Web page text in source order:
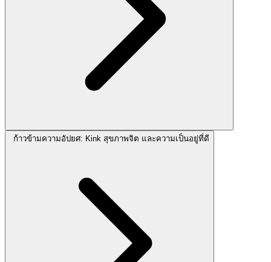
ก้าวข้ามความอัปยศ: Kink สุขภาพจิต และความเป็นอยู่ที่ดี